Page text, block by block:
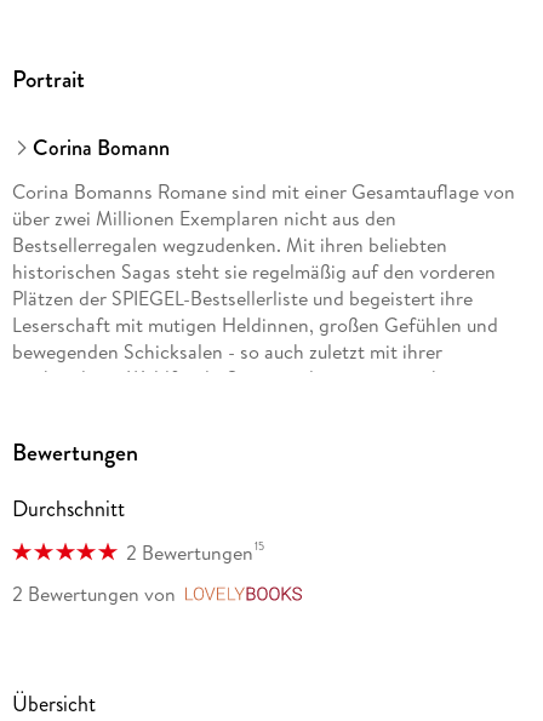
Portrait
Corina Bomann
Corina Bomanns Romane sind mit einer Gesamtauflage von
über zwei Millionen Exemplaren nicht aus den
Bestsellerregalen wegzudenken. Mit ihren beliebten
historischen Sagas steht sie regelmäßig auf den vorderen
Plätzen der SPIEGEL-Bestsellerliste und begeistert ihre
Leserschaft mit mutigen Heldinnen, großen Gefühlen und
bewegenden Schicksalen - so auch zuletzt mit ihrer
vierbändigen Waldfriede-Saga um die ereignisreiche
Bewertungen
Durchschnitt
2 Bewertungen15
2 Bewertungen von
Übersicht